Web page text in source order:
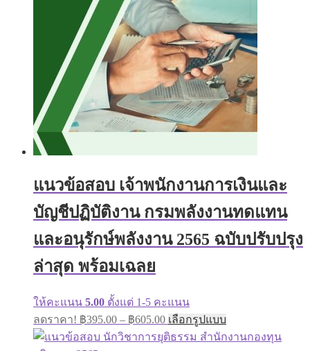
chosen
on
the
page
แนวข้อสอบ เจ้าพนักงานการเงินและ
บัญชีปฏิบัติงาน กรมพลังงานทดแทน
และอนุรักษ์พลังงาน 2565 ฉบับปรับปรุง
ล่าสุด พร้อมเฉลย
ให้คะแนน 5.00 ตั้งแต่ 1-5 คะแนน
ลดราคา! ฿395.00 – ฿605.00Price
range:
฿395.00
เลือกรูปแบบ
product
has